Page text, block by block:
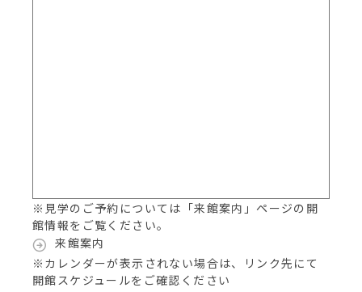
※見学のご予約については「来館案内」ページの開
館情報をご覧ください。
来館案内
※カレンダーが表示されない場合は、リンク先にて
開館スケジュールをご確認ください